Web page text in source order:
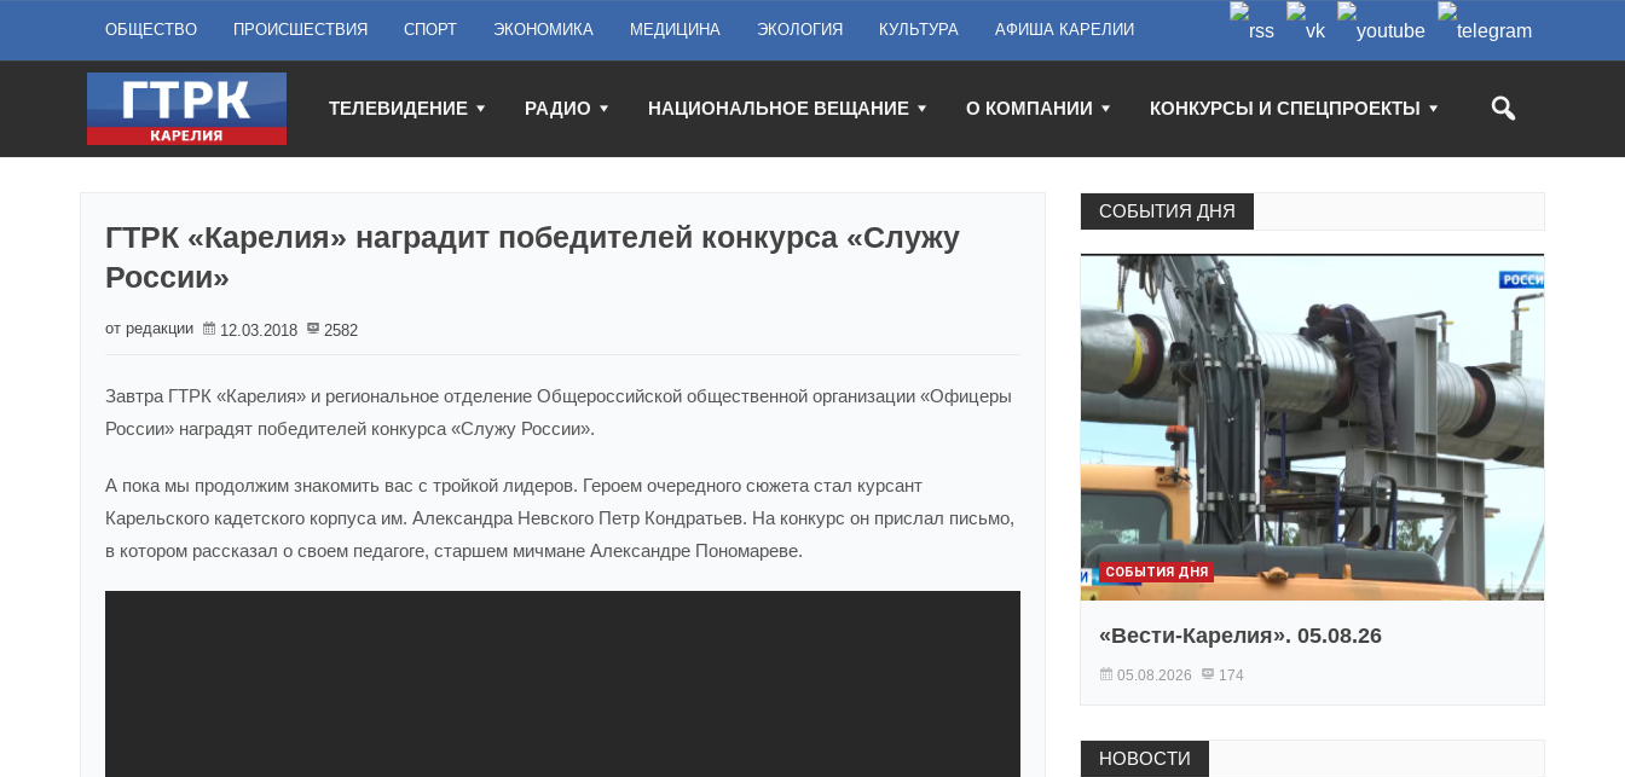
ОБЩЕСТВО ПРОИСШЕСТВИЯ СПОРТ ЭКОНОМИКА МЕДИЦИНА ЭКОЛОГИЯ КУЛЬТУРА АФИША КАРЕЛИИ
ТЕЛЕВИДЕНИЕ РАДИО НАЦИОНАЛЬНОЕ ВЕЩАНИЕ О КОМПАНИИ КОНКУРСЫ И СПЕЦПРОЕКТЫ
ГТРК «Карелия» наградит победителей конкурса «Служу
России»
от редакции 12.03.2018 2582
Завтра ГТРК «Карелия» и региональное отделение Общероссийской общественной организации «Офицеры
России» наградят победителей конкурса «Служу России».
А пока мы продолжим знакомить вас с тройкой лидеров. Героем очередного сюжета стал курсант
Карельского кадетского корпуса им. Александра Невского Петр Кондратьев. На конкурс он прислал письмо,
в котором рассказал о своем педагоге, старшем мичмане Александре Пономареве.
СОБЫТИЯ ДНЯ
СОБЫТИЯ ДНЯ
«Вести-Карелия». 05.08.26
05.08.2026 174
НОВОСТИ